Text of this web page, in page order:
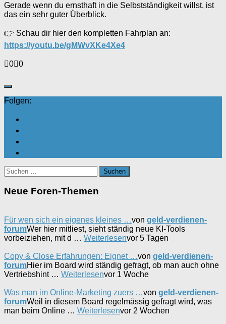
Gerade wenn du ernsthaft in die Selbstständigkeit willst, ist
das ein sehr guter Überblick.
👉 Schau dir hier den kompletten Fahrplan an:
https://youtu.be/gMWvXKe4Xe4
Anklicken
nach
unten.
0 Anklicken
oben.
0
Folgen:
Suchen
nach:
Neue Foren-Themen
Für wen sich ein eigenes kleines …von geld-verdienen-
forumWer hier mitliest, sieht ständig neue KI-Tools
vorbeiziehen, mit d … Weiterlesenvor 5 Tagen
Copy & Close Erfahrungen: Eignet …von geld-verdienen-
forumHier im Board wird ständig gefragt, ob man auch ohne
Vertriebshint … Weiterlesenvor 1 Woche
Was man im Online-Marketing zuers …von geld-verdienen-
forumWeil in diesem Board regelmässig gefragt wird, was
man beim Online … Weiterlesenvor 2 Wochen